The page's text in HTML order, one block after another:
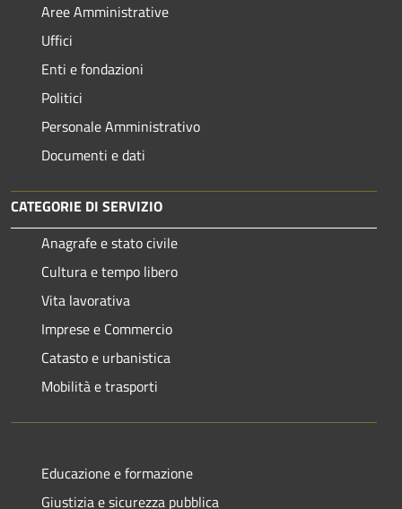
Aree Amministrative
Uffici
Enti e fondazioni
Politici
Personale Amministrativo
Documenti e dati
CATEGORIE DI SERVIZIO
Anagrafe e stato civile
Cultura e tempo libero
Vita lavorativa
Imprese e Commercio
Catasto e urbanistica
Mobilità e trasporti
Educazione e formazione
Giustizia e sicurezza pubblica